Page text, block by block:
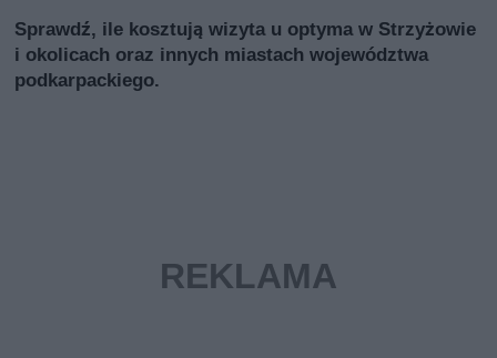
Sprawdź, ile kosztują wizyta u optyma w Strzyżowie
i okolicach oraz innych miastach województwa
podkarpackiego.